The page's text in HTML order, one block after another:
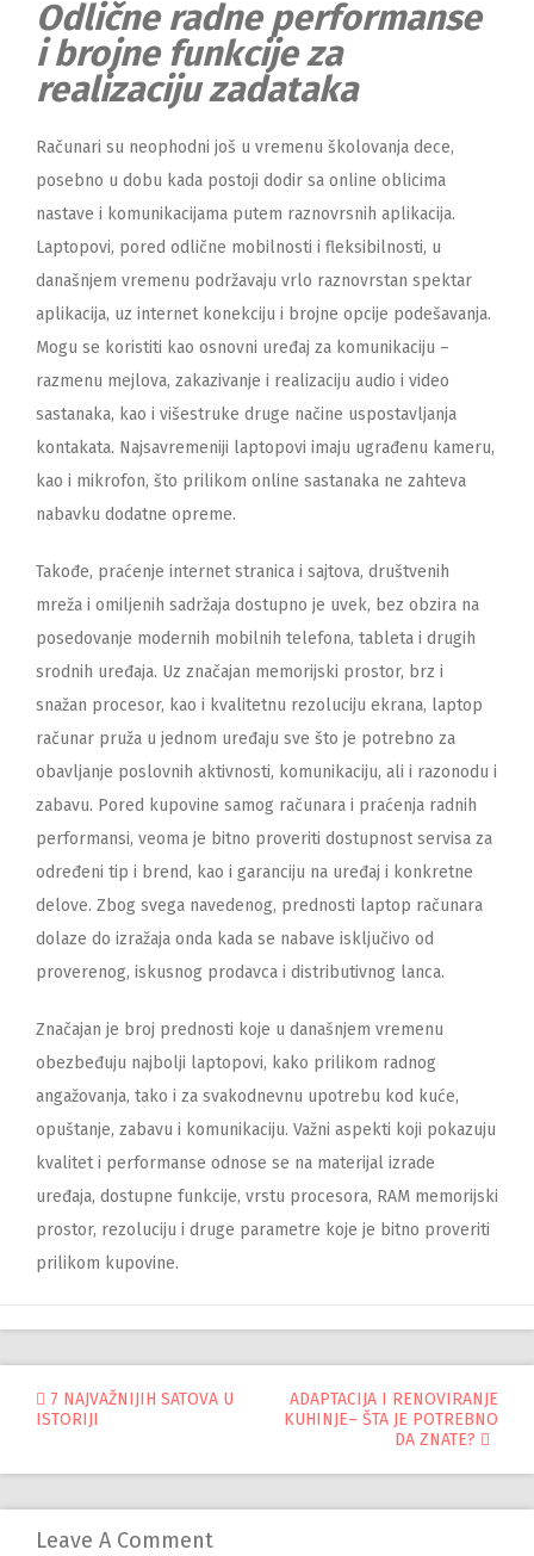
Odlične radne performanse
i brojne funkcije za
realizaciju zadataka
Računari su neophodni još u vremenu školovanja dece,
posebno u dobu kada postoji dodir sa online oblicima
nastave i komunikacijama putem raznovrsnih aplikacija.
Laptopovi, pored odlične mobilnosti i fleksibilnosti, u
današnjem vremenu podržavaju vrlo raznovrstan spektar
aplikacija, uz internet konekciju i brojne opcije podešavanja.
Mogu se koristiti kao osnovni uređaj za komunikaciju –
razmenu mejlova, zakazivanje i realizaciju audio i video
sastanaka, kao i višestruke druge načine uspostavljanja
kontakata. Najsavremeniji laptopovi imaju ugrađenu kameru,
kao i mikrofon, što prilikom online sastanaka ne zahteva
nabavku dodatne opreme.
Takođe, praćenje internet stranica i sajtova, društvenih
mreža i omiljenih sadržaja dostupno je uvek, bez obzira na
posedovanje modernih mobilnih telefona, tableta i drugih
srodnih uređaja. Uz značajan memorijski prostor, brz i
snažan procesor, kao i kvalitetnu rezoluciju ekrana, laptop
računar pruža u jednom uređaju sve što je potrebno za
obavljanje poslovnih aktivnosti, komunikaciju, ali i razonodu i
zabavu. Pored kupovine samog računara i praćenja radnih
performansi, veoma je bitno proveriti dostupnost servisa za
određeni tip i brend, kao i garanciju na uređaj i konkretne
delove. Zbog svega navedenog, prednosti laptop računara
dolaze do izražaja onda kada se nabave isključivo od
proverenog, iskusnog prodavca i distributivnog lanca.
Značajan je broj prednosti koje u današnjem vremenu
obezbeđuju najbolji laptopovi, kako prilikom radnog
angažovanja, tako i za svakodnevnu upotrebu kod kuće,
opuštanje, zabavu i komunikaciju. Važni aspekti koji pokazuju
kvalitet i performanse odnose se na materijal izrade
uređaja, dostupne funkcije, vrstu procesora, RAM memorijski
prostor, rezoluciju i druge parametre koje je bitno proveriti
prilikom kupovine.
Управљање
објавама
7 NAJVAŽNIJIH SATOVA U
ISTORIJI
ADAPTACIJA I RENOVIRANJE
KUHINJE– ŠTA JE POTREBNO
DA ZNATE?
Leave A Comment